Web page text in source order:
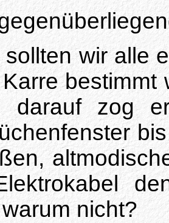
sollten wir alle
darauf zog
nicht?